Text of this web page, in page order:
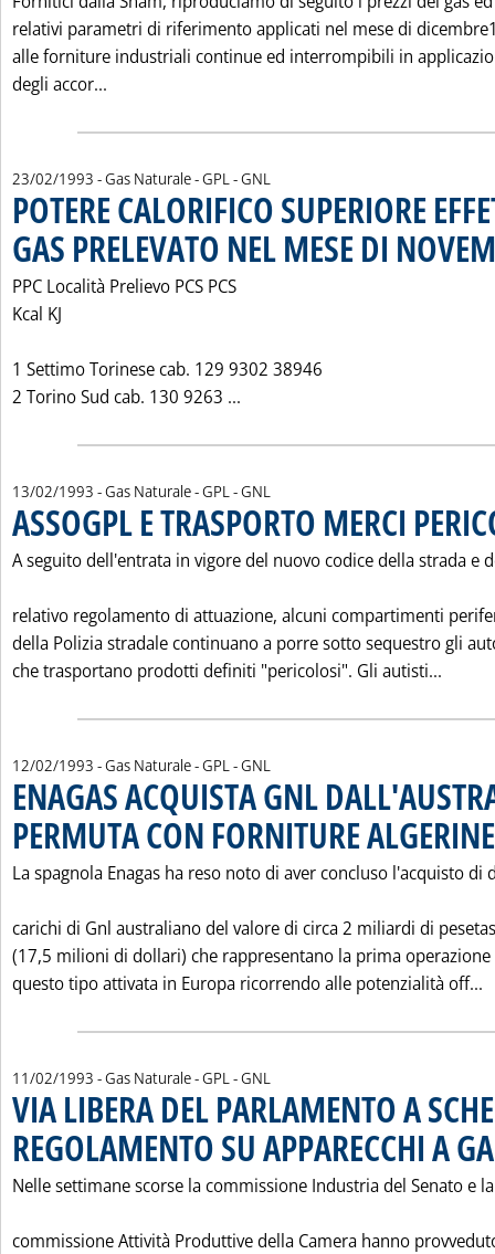
relativi parametri di riferimento applicati nel mese di
alle forniture industriali continue ed interrompibili in
degli accor...
23/02/1993 - Gas Naturale - GPL - GNL
POTERE CALORIFICO SUPERIORE
GAS PRELEVATO NEL MESE DI
PPC Località Prelievo PCS PCS
Kcal KJ
1 Settimo Torinese cab. 129 9302 38946
2 Torino Sud cab. 130 9263 ...
13/02/1993 - Gas Naturale - GPL - GNL
ASSOGPL E TRASPORTO MERCI
A seguito dell'entrata in vigore del nuovo codice della strada e
relativo regolamento di attuazione, alcuni compartimenti
della Polizia stradale continuano a porre sotto sequestro gli
che trasportano prodotti definiti "pericolosi". Gli autisti...
12/02/1993 - Gas Naturale - GPL - GNL
ENAGAS ACQUISTA GNL
PERMUTA CON FORNITURE ALGERINE
La spagnola Enagas ha reso noto di aver concluso l'acquisto di
carichi di Gnl australiano del valore di circa 2 miliardi di pesetas
(17,5 milioni di dollari) che rappresentano la prima
questo tipo attivata in Europa ricorrendo alle potenzialità off...
11/02/1993 - Gas Naturale - GPL - GNL
VIA LIBERA DEL PARLAMENTO A
REGOLAMENTO SU APPARECCHI A
Nelle settimane scorse la commissione Industria del Senato e la
commissione Attività Produttive della Camera hanno